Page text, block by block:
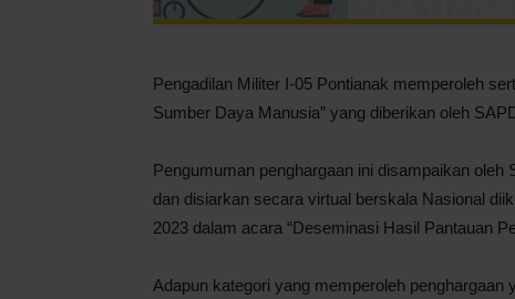
Pengadilan Militer I-05 Pontianak memperoleh
Sumber Daya Manusia” yang diberikan oleh
Pengumuman penghargaan ini disampaikan
dan disiarkan secara virtual berskala Nasional
2023 dalam acara “Deseminasi Hasil Pantauan
Adapun kategori yang memperoleh penghargaan